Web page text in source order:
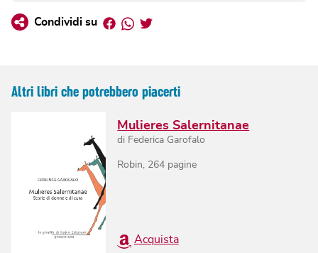
Condividi su Facebook
Whatsapp
Twitter
Altri libri che potrebbero piacerti
Mulieres Salernitanae
di Federica Garofalo
Robin, 264 pagine
Acquista